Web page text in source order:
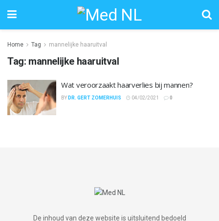
Home Tag mannelijke haaruitval
Tag: mannelijke haaruitval
Wat veroorzaakt haarverlies bij mannen?
BY DR. GERT ZOMERHUIS 04/02/2021 0
De inhoud van deze website is uitsluitend bedoeld